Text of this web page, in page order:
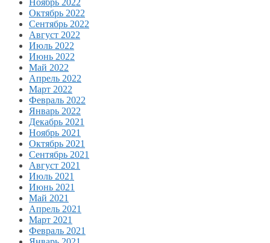
Ноябрь 2022
Октябрь 2022
Сентябрь 2022
Август 2022
Июль 2022
Июнь 2022
Май 2022
Апрель 2022
Март 2022
Февраль 2022
Январь 2022
Декабрь 2021
Ноябрь 2021
Октябрь 2021
Сентябрь 2021
Август 2021
Июль 2021
Июнь 2021
Май 2021
Апрель 2021
Март 2021
Февраль 2021